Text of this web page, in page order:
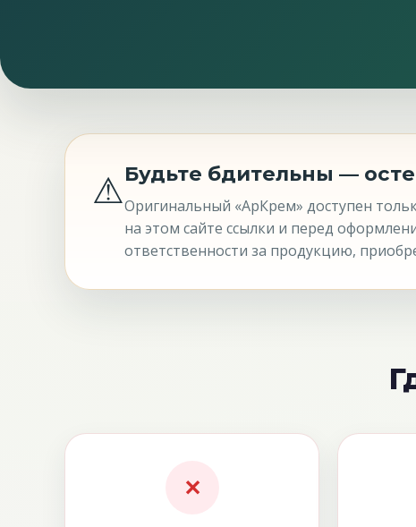
⚠Будьте бдительны —
Оригинальный «АрКрем» доступен
на этом сайте ссылки и перед
ответственности за продукцию,
✕